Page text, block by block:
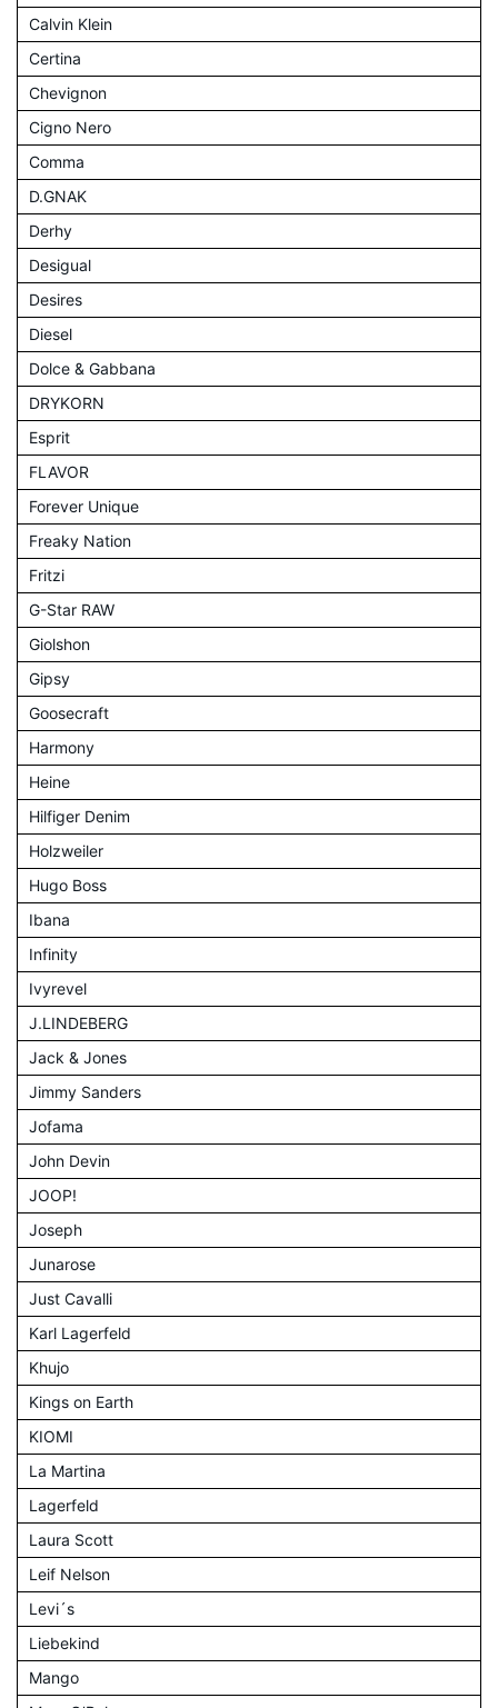
Calvin Klein
Certina
Chevignon
Cigno Nero
Comma
D.GNAK
Derhy
Desigual
Desires
Diesel
Dolce & Gabbana
DRYKORN
Esprit
FLAVOR
Forever Unique
Freaky Nation
Fritzi
G-Star RAW
Giolshon
Gipsy
Goosecraft
Harmony
Heine
Hilfiger Denim
Holzweiler
Hugo Boss
Ibana
Infinity
Ivyrevel
J.LINDEBERG
Jack & Jones
Jimmy Sanders
Jofama
John Devin
JOOP!
Joseph
Junarose
Just Cavalli
Karl Lagerfeld
Khujo
Kings on Earth
KIOMI
La Martina
Lagerfeld
Laura Scott
Leif Nelson
Levi´s
Liebekind
Mango